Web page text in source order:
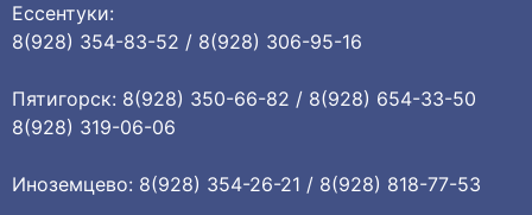
Ессентуки:
8(928) 354-83-52 / 8(928) 306-95-16
Пятигорск: 8(928) 350-66-82 / 8(928) 654-33-50
8(928) 319-06-06
Иноземцево: 8(928) 354-26-21 / 8(928) 818-77-53